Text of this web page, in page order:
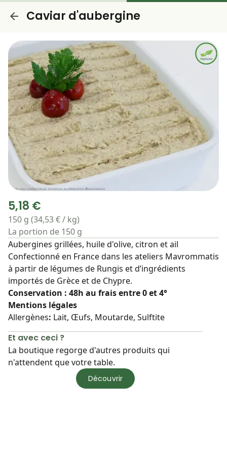
Caviar d'aubergine
5,18 €
150 g (34,53 € / kg)
La portion de 150 g
Aubergines grillées, huile d'olive, citron et ail
Confectionné en France dans les ateliers Mavrommatis
à partir de légumes de Rungis et d’ingrédients
importés de Grèce et de Chypre.
Conservation : 48h au frais entre 0 et 4°
Mentions légales
Allergènes: Lait, Œufs, Moutarde, Sulftite
Et avec ceci ?
La boutique regorge d'autres produits qui
n'attendent que votre table.
Découvrir